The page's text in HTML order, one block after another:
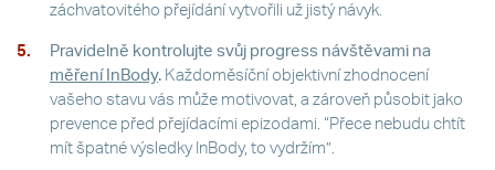
záchvatovitého přejídání vytvořili už jistý návyk.
Pravidelně kontrolujte svůj progress návštěvami na
měření InBody. Každoměsíční objektivní zhodnocení
vašeho stavu vás může motivovat, a zároveň působit jako
prevence před přejídacími epizodami. “Přece nebudu chtít
mít špatné výsledky InBody, to vydržím”.